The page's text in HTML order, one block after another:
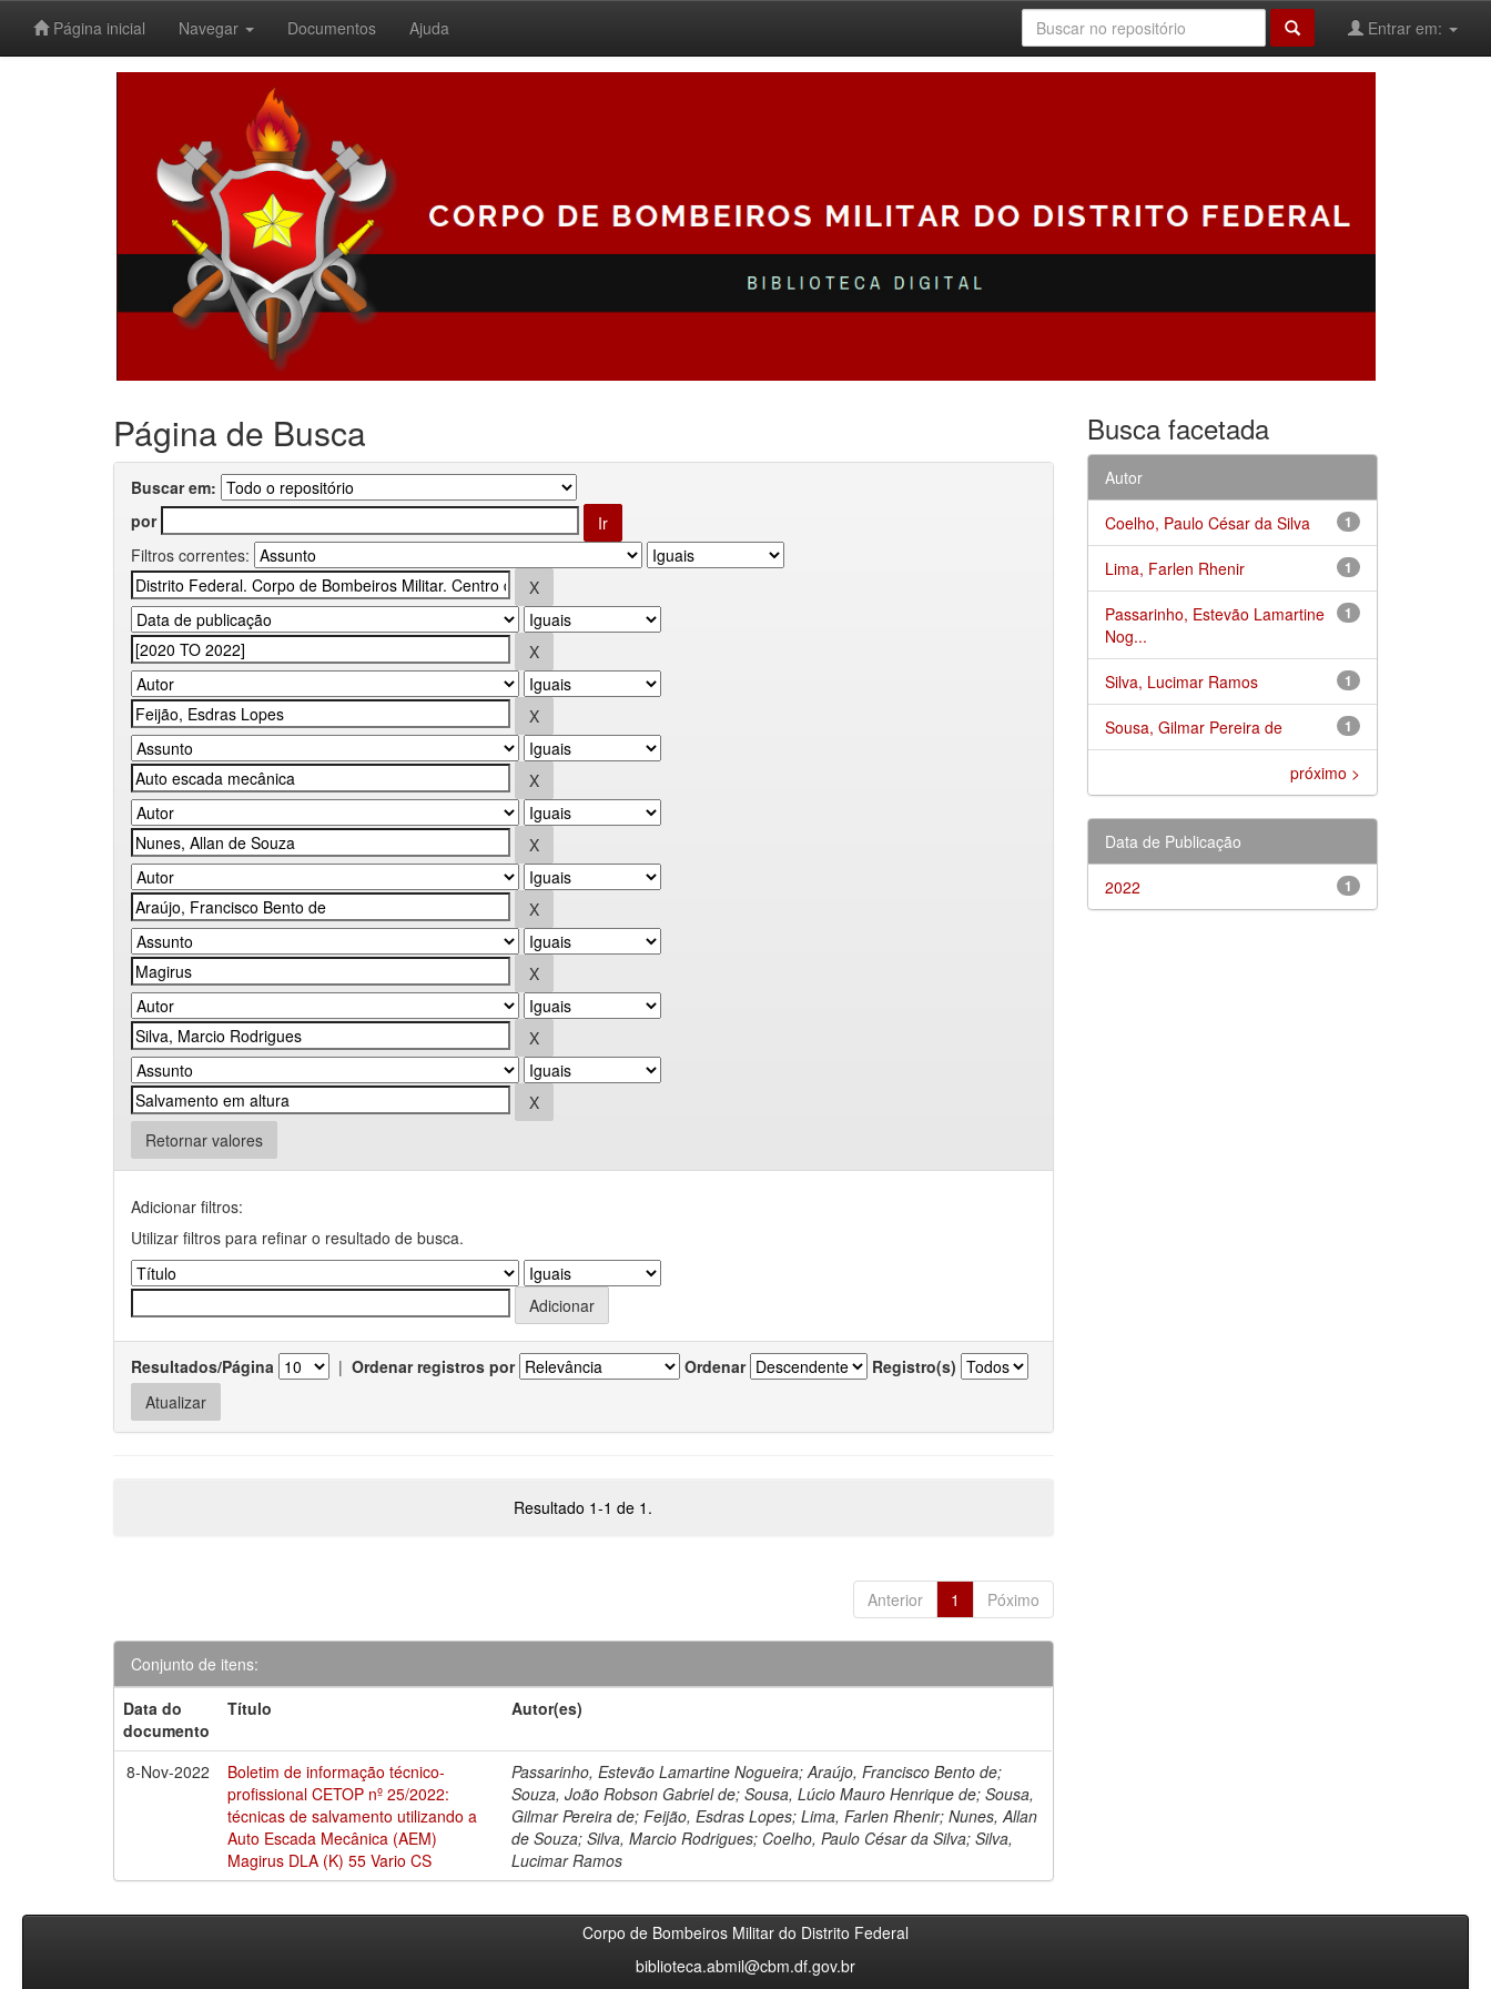
Página inicial Navegar Documentos Ajuda Entrar em:
Página de Busca
Buscar em:
por
Filtros correntes:
Retornar valores
Adicionar filtros:
Utilizar filtros para refinar o resultado de busca.
Resultados/Página | Ordenar registros por Ordenar Registro(s)
Resultado 1-1 de 1.
Anterior 1 Póximo
Conjunto de itens:
Data do
documento
Título Autor(es)
8-Nov-2022
Boletim de informação técnico-
profissional CETOP nº 25/2022:
técnicas de salvamento utilizando a
Auto Escada Mecânica (AEM)
Magirus DLA (K) 55 Vario CS
Passarinho, Estevão Lamartine Nogueira; Araújo, Francisco Bento de;
Souza, João Robson Gabriel de; Sousa, Lúcio Mauro Henrique de; Sousa,
Gilmar Pereira de; Feijão, Esdras Lopes; Lima, Farlen Rhenir; Nunes, Allan
de Souza; Silva, Marcio Rodrigues; Coelho, Paulo César da Silva; Silva,
Lucimar Ramos
Busca facetada
Autor
1
Coelho, Paulo César da Silva
1
Lima, Farlen Rhenir
1
Passarinho, Estevão Lamartine
Nog...
1
Silva, Lucimar Ramos
1
Sousa, Gilmar Pereira de
próximo >
Data de Publicação
1
2022
Corpo de Bombeiros Militar do Distrito Federal
biblioteca.abmil@cbm.df.gov.br